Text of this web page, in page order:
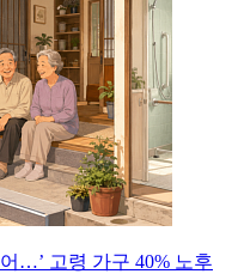
…’ 고령 가구 40% 노후